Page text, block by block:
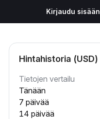
Kirjaudu sisään
Hintahistoria (USD)
Tietojen vertailu
Tänään
7 päivää
14 päivää